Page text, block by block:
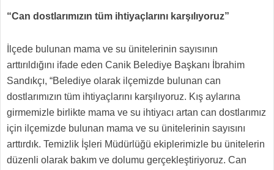
“Can dostlarımızın tüm ihtiyaçlarını karşılıyoruz”
İlçede bulunan mama ve su ünitelerinin sayısının
arttırıldığını ifade eden Canik Belediye Başkanı İbrahim
Sandıkçı, “Belediye olarak ilçemizde bulunan can
dostlarımızın tüm ihtiyaçlarını karşılıyoruz. Kış aylarına
girmemizle birlikte mama ve su ihtiyacı artan can dostlarımız
için ilçemizde bulunan mama ve su ünitelerinin sayısını
arttırdık. Temizlik İşleri Müdürlüğü ekiplerimizle bu ünitelerin
düzenli olarak bakım ve dolumu gerçekleştiriyoruz. Can